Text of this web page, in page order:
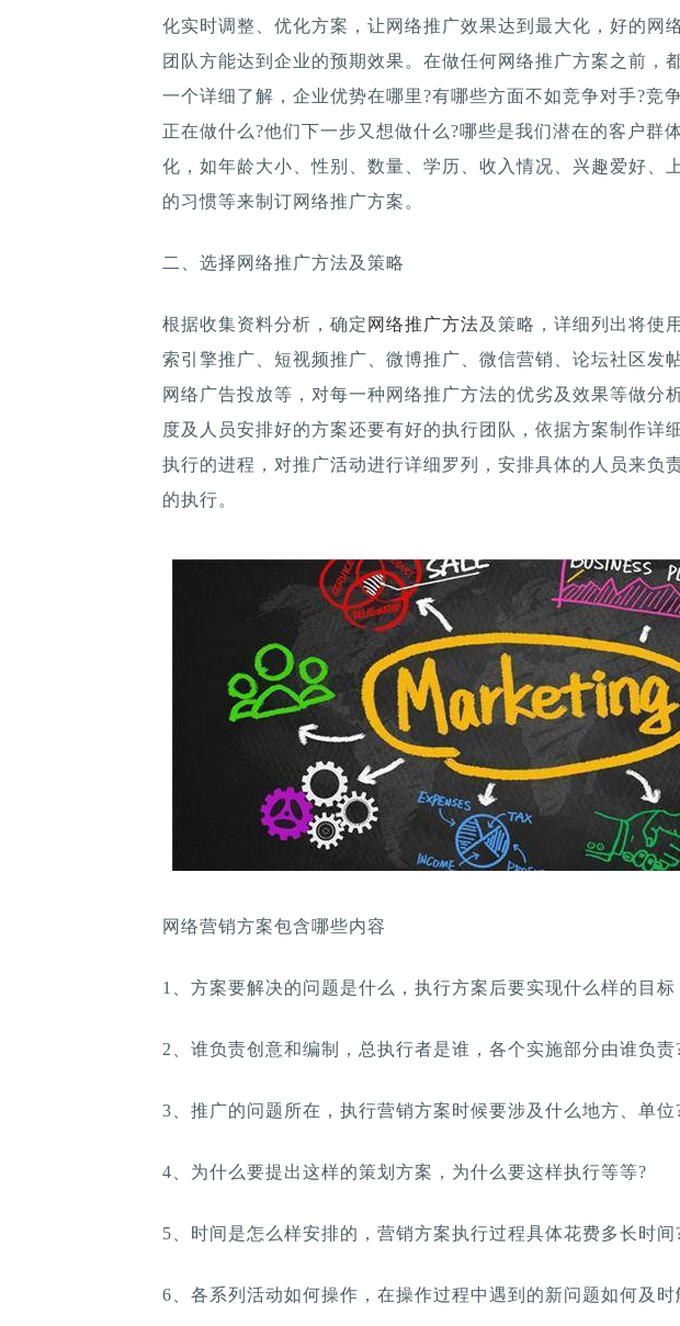
化实时调整、优化方案，让网络推广效果达到最大化，好的网
团队方能达到企业的预期效果。在做任何网络推广方案之前，
一个详细了解，企业优势在哪里?有哪些方面不如竞争对手?竞
正在做什么?他们下一步又想做什么?哪些是我们潜在的客户群
化，如年龄大小、性别、数量、学历、收入情况、兴趣爱好、
的习惯等来制订网络推广方案。
二、选择网络推广方法及策略
根据收集资料分析，确定 网络推广方法及策略，详细列出将使
索引擎推广、短视频推广、微博推广、微信营销、论坛社区发
网络广告投放等，对每一种网络推广方法的优劣及效果等做分
度及人员安排好的方案还要有好的执行团队，依据方案制作详
执行的进程，对推广活动进行详细罗列，安排具体的人员来负
的执行。
网络营销方案包含哪些内容
1、方案要解决的问题是什么，执行方案后要实现什么样的目
2、谁负责创意和编制，总执行者是谁，各个实施部分由谁负责
3、推广的问题所在，执行营销方案时候要涉及什么地方、单位
4、为什么要提出这样的策划方案，为什么要这样执行等等?
5、时间是怎么样安排的，营销方案执行过程具体花费多长时间
6、各系列活动如何操作，在操作过程中遇到的新问题如何及时